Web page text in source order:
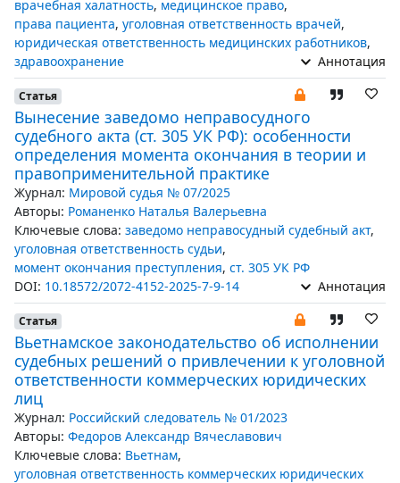
врачебная халатность, медицинское право,
права пациента, уголовная ответственность врачей,
юридическая ответственность медицинских работников,
здравоохранение
Аннотация
Статья
Вынесение заведомо неправосудного
судебного акта (ст. 305 УК РФ): особенности
определения момента окончания в теории и
правоприменительной практике
Журнал: Мировой судья № 07/2025
Авторы: Романенко Наталья Валерьевна
Ключевые слова: заведомо неправосудный судебный акт,
уголовная ответственность судьи,
момент окончания преступления, ст. 305 УК РФ
DOI: 10.18572/2072-4152-2025-7-9-14 Аннотация
Статья
Вьетнамское законодательство об исполнении
судебных решений о привлечении к уголовной
ответственности коммерческих юридических
лиц
Журнал: Российский следователь № 01/2023
Авторы: Федоров Александр Вячеславович
Ключевые слова: Вьетнам,
уголовная ответственность коммерческих юридических